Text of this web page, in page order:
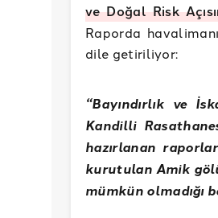
ve Doğal Risk
Raporda
dile getiriliyor:
“Bayındırlık ve
Kandilli
hazırlanan
kurutulan Amik
mümkün olmadığı